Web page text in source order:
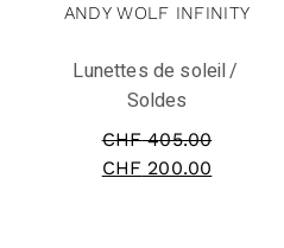
ANDY WOLF INFINITY
Lunettes de soleil
Soldes
CHF405.00
CHF 200.00